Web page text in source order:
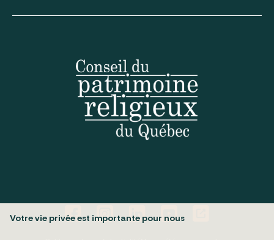
Votre vie privée est importante pour nous